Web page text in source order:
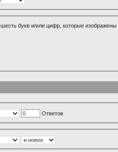
букв и/или цифр, которые изображены
Ответов